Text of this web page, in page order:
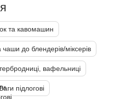
та кавомашин
до блендерів/міксерів
вафельниці
підлогові